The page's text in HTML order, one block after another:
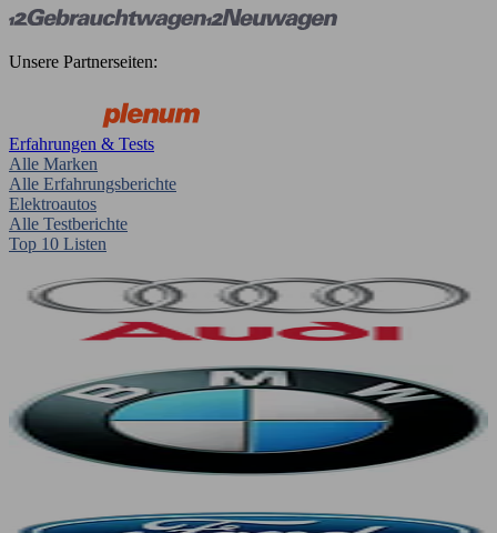
Unsere Partnerseiten:
Erfahrungen & Tests
Alle Marken
Alle Erfahrungsberichte
Elektroautos
Alle Testberichte
Top 10 Listen